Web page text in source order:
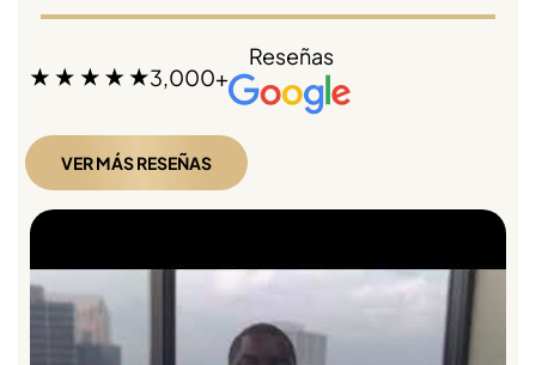
3,000+
Reseñas
VER MÁS RESEÑAS